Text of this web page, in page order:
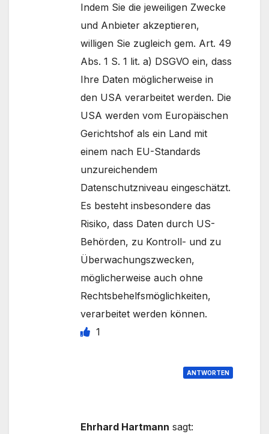
Indem Sie die jeweiligen Zwecke
und Anbieter akzeptieren,
willigen Sie zugleich gem. Art. 49
Abs. 1 S. 1 lit. a) DSGVO ein, dass
Ihre Daten möglicherweise in
den USA verarbeitet werden. Die
USA werden vom Europäischen
Gerichtshof als ein Land mit
einem nach EU-Standards
unzureichendem
Datenschutzniveau eingeschätzt.
Es besteht insbesondere das
Risiko, dass Daten durch US-
Behörden, zu Kontroll- und zu
Überwachungszwecken,
möglicherweise auch ohne
Rechtsbehelfsmöglichkeiten,
verarbeitet werden können.
1
ANTWORTEN
Ehrhard Hartmann sagt: